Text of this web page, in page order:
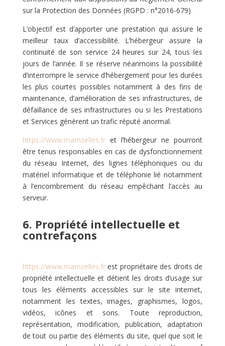
sur la Protection des Données (RGPD : n°2016-679)
L’objectif est d’apporter une prestation qui assure le
meilleur taux d’accessibilité. L’hébergeur assure la
continuité de son service 24 heures sur 24, tous les
jours de l’année. Il se réserve néanmoins la possibilité
d’interrompre le service d’hébergement pour les durées
les plus courtes possibles notamment à des fins de
maintenance, d’amélioration de ses infrastructures, de
défaillance de ses infrastructures ou si les Prestations
et Services génèrent un trafic réputé anormal.
https://www.mamzelles.fr et l’hébergeur ne pourront
être tenus responsables en cas de dysfonctionnement
du réseau Internet, des lignes téléphoniques ou du
matériel informatique et de téléphonie lié notamment
à l’encombrement du réseau empêchant l’accès au
serveur.
6. Propriété intellectuelle et
contrefaçons
https://www.mamzelles.fr est propriétaire des droits de
propriété intellectuelle et détient les droits d’usage sur
tous les éléments accessibles sur le site internet,
notamment les textes, images, graphismes, logos,
vidéos, icônes et sons. Toute reproduction,
représentation, modification, publication, adaptation
de tout ou partie des éléments du site, quel que soit le